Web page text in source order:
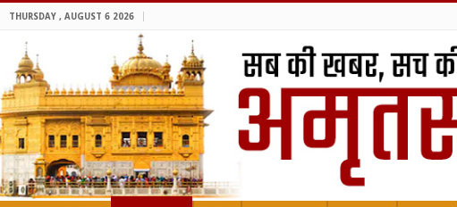
THURSDAY , AUGUST 6 2026